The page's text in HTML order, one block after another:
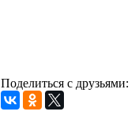
Поделиться с друзьями: